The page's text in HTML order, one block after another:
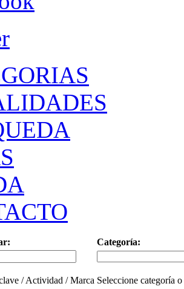
Categoría:
/ Actividad / Marca Seleccione categoría